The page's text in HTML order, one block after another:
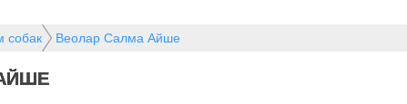
собак Веолар Салма Айше